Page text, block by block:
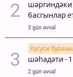
басгынлар
3 gün əvvəl
Хүсуси
шәһадәти -
2 gün əvvəl